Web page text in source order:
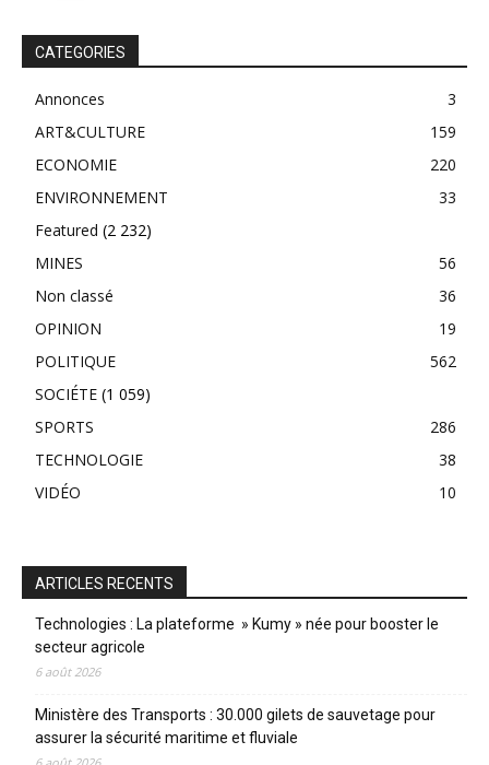
CATEGORIES
Annonces
3
ART&CULTURE
159
ECONOMIE
220
ENVIRONNEMENT
33
Featured (2 232)
MINES
56
Non classé
36
OPINION
19
POLITIQUE
562
SOCIÉTE (1 059)
SPORTS
286
TECHNOLOGIE
38
VIDÉO
10
ARTICLES RECENTS
Technologies : La plateforme » Kumy » née pour booster le
secteur agricole
6 août 2026
Ministère des Transports : 30.000 gilets de sauvetage pour
assurer la sécurité maritime et fluviale